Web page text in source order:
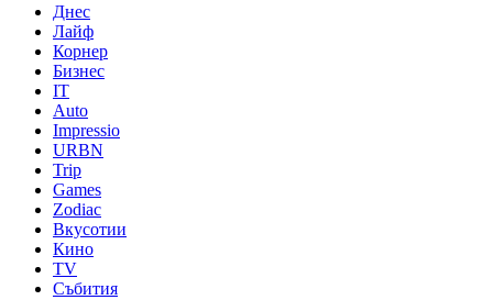
Днес
Лайф
Корнер
Бизнес
IT
Auto
Impressio
URBN
Trip
Games
Zodiac
Вкусотии
Кино
TV
Събития